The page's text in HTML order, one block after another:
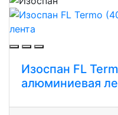
Изоспан FL
алюминиевая